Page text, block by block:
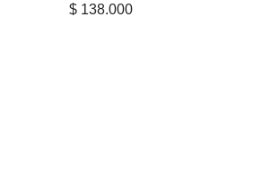
$138.000